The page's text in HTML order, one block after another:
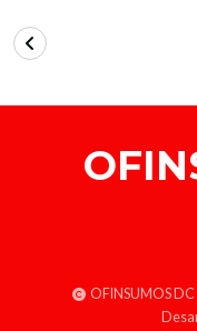
OFINSUMOS